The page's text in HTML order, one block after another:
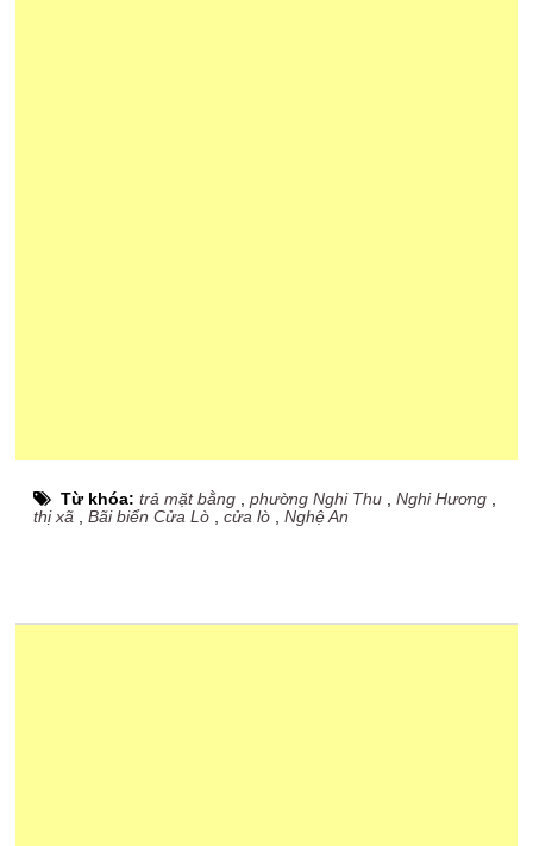
Từ khóa:trả mặt bằng ,phường Nghi Thu ,Nghi Hương
thị xã ,Bãi biển Cửa Lò ,cửa lò ,Nghệ An